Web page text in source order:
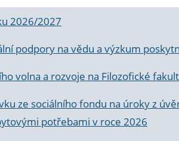
2026/2027
podpory na vědu a výzkum
volna a rozvoje na Filozofické
ze sociálního fondu na úroky z
potřebami v roce 2026